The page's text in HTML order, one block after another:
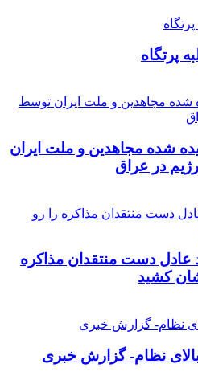
پرتگاه
شده مجاهدین و ملت ایران
در عراق
عادل دست منتقدان مذاکره
کشید
نظام- گزارش خبری